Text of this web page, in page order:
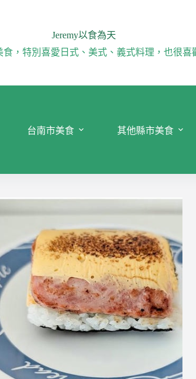
Jeremy以食為天
，特別喜愛日式、美式、義式料理，也很喜
台南市美食 其他縣市美食